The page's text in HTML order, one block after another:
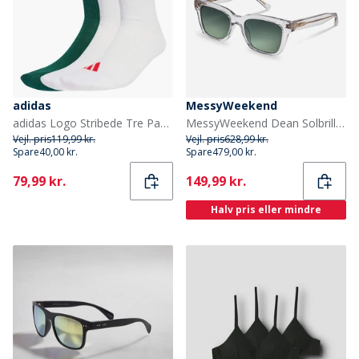
adidas
adidas Logo Stribede Tre Pak Strømper Hvid/Hvid/Powder Plum
Vejl. pris119,99 kr.
Spare40,00 kr.
Current
79,99 kr.
MessyWeekend
MessyWeekend Dean Solbriller Crystal
Vejl. pris628,99 kr.
Spare479,00 kr.
Current
149,99 kr.
Halv pris eller mindre